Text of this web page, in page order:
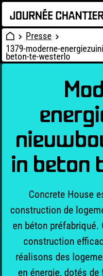
Presse
1379-moderne-
beton-te-westerlo
in beton
Concrete House
construction de
en béton préfabriqué.
construction
réalisons des
en énergie, dotés